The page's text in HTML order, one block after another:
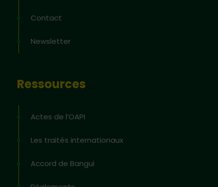
Contact
Newsletter
Ressources
Actes de l’OAPI
Les traités internationaux
Accord de Bangui